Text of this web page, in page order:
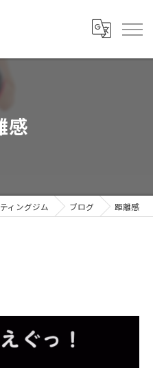
感
ィングジム ブログ 距離感